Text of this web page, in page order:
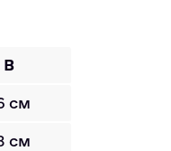
B
см
см